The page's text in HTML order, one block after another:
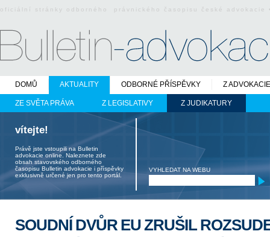
oficiální stránky odborného právnického časopisu české
DOMŮ AKTUALITY
ZE SVĚTA PRÁVA Z LEGISLATIVY Z JUDIKATURY
ODBORNÉ PŘÍSPĚVKY Z ADVOKACIE
vítejte!
Právě jste vstoupili na Bulletin
advokacie online. Naleznete zde
obsah stavovského odborného
časopisu Bulletin advokacie i příspěvky
exklusivně určené jen pro tento portál.
VYHLEDAT NA WEBU
SOUDNÍ DVŮR EU ZRUŠIL